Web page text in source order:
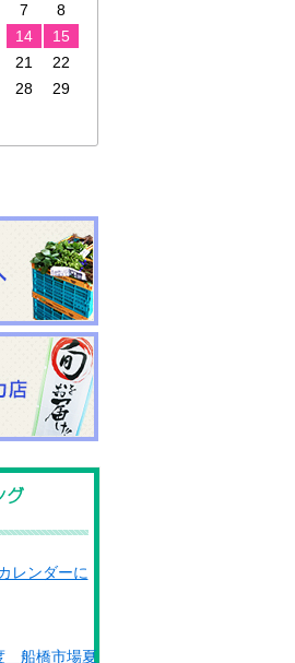
7
8
14
15
21
22
28
29
レンダーに
船橋市場夏